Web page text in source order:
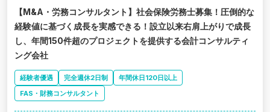
【M&A・労務コンサルタント】社会保険労務士募集！圧倒的な
経験値に基づく成長を実感できる！設立以来右肩上がりで成長
し、年間150件超のプロジェクトを提供する会計コンサルティ
ング会社
経験者優遇 完全週休2日制
年間休日120日以上
FAS・財務コンサルタント